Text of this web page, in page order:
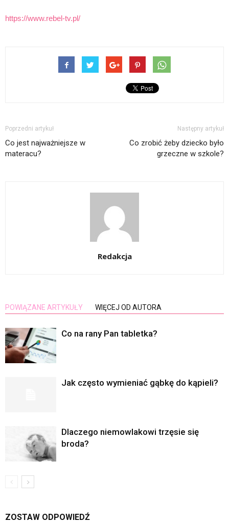
https://www.rebel-tv.pl/
Poprzedni artykuł
Co jest najważniejsze w
materacu?
Następny artykuł
Co zrobić żeby dziecko było
grzeczne w szkole?
Redakcja
POWIĄZANE ARTYKUŁY WIĘCEJ OD AUTORA
Co na rany Pan tabletka?
Jak często wymieniać gąbkę do kąpieli?
Dlaczego niemowlakowi trzęsie się
broda?
ZOSTAW ODPOWIEDŹ